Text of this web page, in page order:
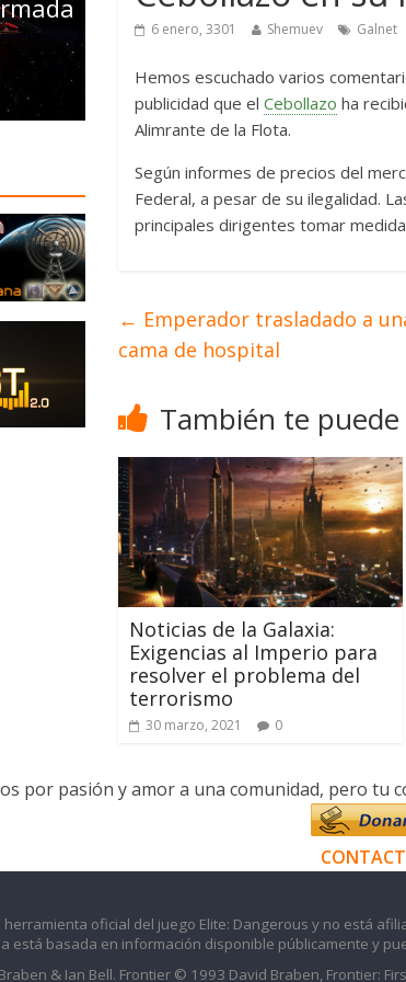
6 enero, 3301 Shemuev Galnet
Hemos escuchado varios
publicidad que el Cebollazo ha
Alimrante de la Flota.
Según informes de precios del
Federal, a pesar de su ilegalidad.
principales dirigentes tomar
← Emperador trasladado a
cama de hospital
También te
Noticias de la Galaxia:
Exigencias al Imperio para
resolver el problema del
terrorismo
30 marzo, 2021 0
Txus
Mayo de
28 mayo, 2026
por pasión y amor a una comunidad, pero tu
herramienta oficial del juego Elite: Dangerous y no está
está basada en información disponible públicamente y
& Ian Bell. Frontier © 1993 David Braben, Frontier: